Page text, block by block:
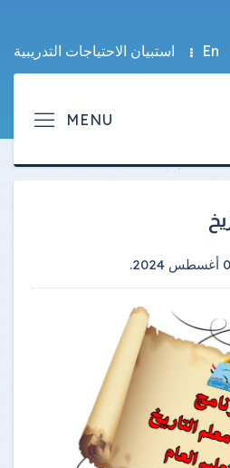
En استبيان الاحتياجات التدريبية
.